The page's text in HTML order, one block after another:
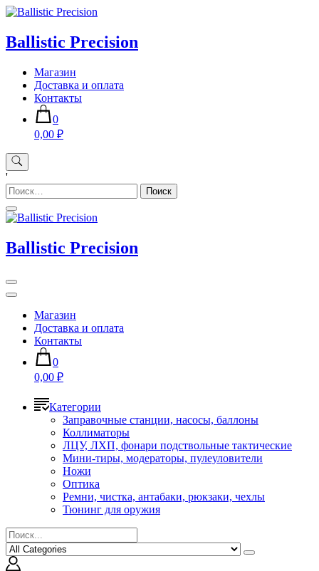
Skip
content
Ballistic Precision
Магазин
Доставка и оплата
Контакты
0
0,00 ₽
'
Найти:
Ballistic Precision
Магазин
Доставка и оплата
Контакты
0
0,00 ₽
Категории
Заправочные станции, насосы, баллоны
Коллиматоры
ЛЦУ, ЛХП, фонари подствольные тактические
Мини-тиры, модераторы, пулеуловители
Ножи
Оптика
Ремни, чистка, антабаки, рюкзаки, чехлы
Тюнинг для оружия